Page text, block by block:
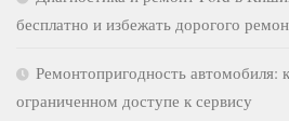
бесплатно и избежать дорогого
Ремонтопригодность
ограниченном доступе к сервису